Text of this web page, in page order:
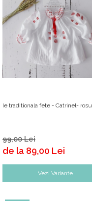
Ie traditionala fete - Catrinel- rosu
99,00 Lei
de la 89,00 Lei
Vezi Variante